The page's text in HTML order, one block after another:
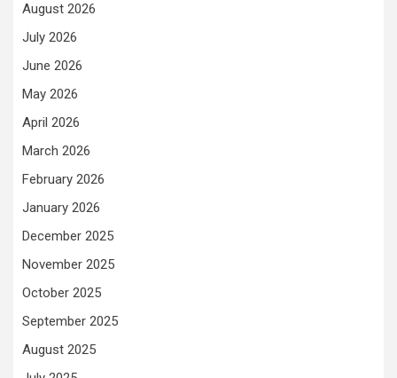
August 2026
July 2026
June 2026
May 2026
April 2026
March 2026
February 2026
January 2026
December 2025
November 2025
October 2025
September 2025
August 2025